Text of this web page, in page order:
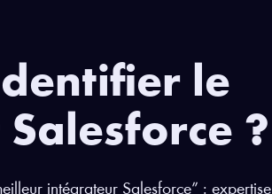
le
?
intégrateur Salesforce” : expertise